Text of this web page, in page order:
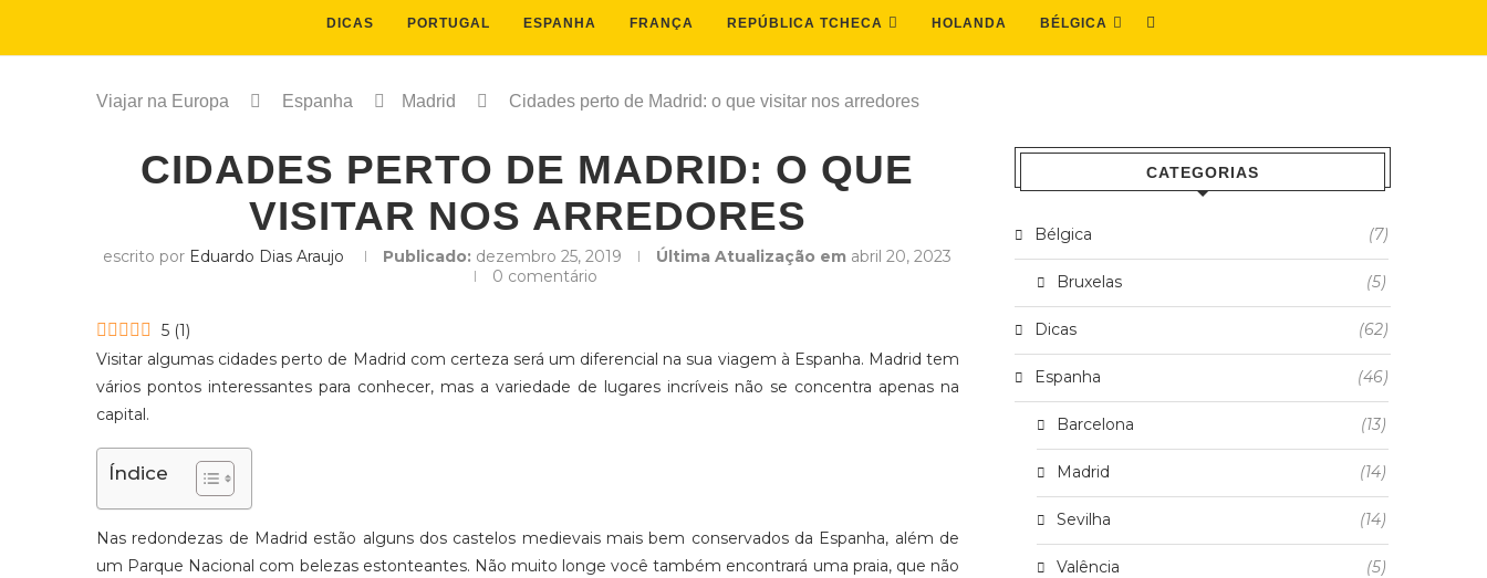
DICAS PORTUGAL ESPANHA FRANÇA REPÚBLICA TCHECA HOLANDA BÉLGICA
Viajar na Europa Espanha Madrid Cidades perto de Madrid: o que visitar nos arredores
CIDADES PERTO DE MADRID: O QUE
VISITAR NOS ARREDORES
escrito por Eduardo Dias Araujo Publicado: dezembro 25, 2019 Última Atualização em abril 20, 2023
0 comentário
5 (1)
Visitar algumas cidades perto de Madrid com certeza será um diferencial na sua viagem à Espanha. Madrid tem
vários pontos interessantes para conhecer, mas a variedade de lugares incríveis não se concentra apenas na
capital.
Índice
Nas redondezas de Madrid estão alguns dos castelos medievais mais bem conservados da Espanha, além de
um Parque Nacional com belezas estonteantes. Não muito longe você também encontrará uma praia, que não
CATEGORIAS
Bélgica (7)
Bruxelas (5)
Dicas (62)
Espanha (46)
Barcelona (13)
Madrid (14)
Sevilha (14)
Valência (5)